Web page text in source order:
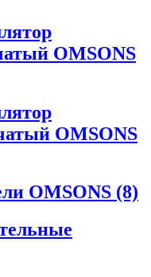
OMSONS
OMSONS
OMSONS (8)